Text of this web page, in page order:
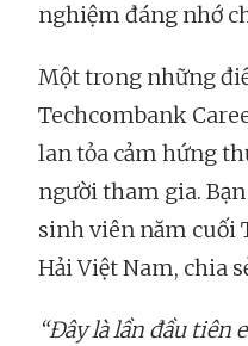
nghiệm đáng nhớ
Một trong những
Techcombank
lan tỏa cảm hứng
người tham gia.
sinh viên năm cuối
Hải Việt Nam, chia
“Đây là lần đầu tiên